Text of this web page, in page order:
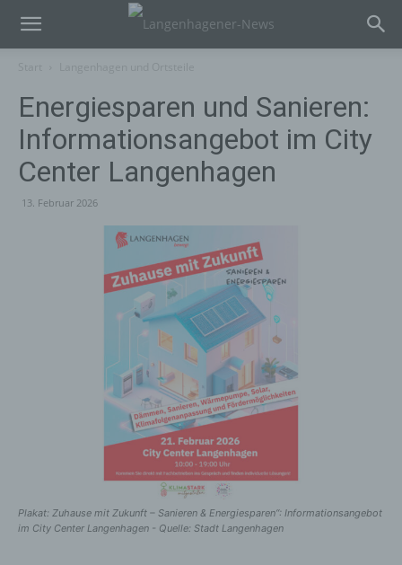
Energiesparen und Sanieren:
Informationsangebot im City
Center Langenhagen
13. Februar 2026
Plakat: Zuhause mit Zukunft – Sanieren & Energiesparen“: Informationsangebot
im City Center Langenhagen - Quelle: Stadt Langenhagen